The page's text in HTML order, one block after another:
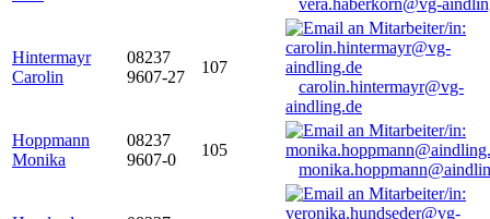
vera.haberkorn@vg-
Hintermayr
Carolin
08237
9607-27
107
carolin.hintermayr@vg-
aindling.de
Hoppmann
Monika
08237
9607-0
105